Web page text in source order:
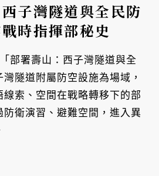
西子灣隧道與全民防
時指揮部秘史
部署壽山：西子灣隧道與全
隧道附屬防空設施為場域，
索、空間在戰略轉移下的部
衛演習、避難空間，進入異